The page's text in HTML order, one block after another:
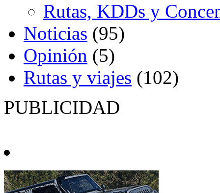
Rutas, KDDs y
Noticias (95)
Opinión (5)
Rutas y viajes (102)
PUBLICIDAD